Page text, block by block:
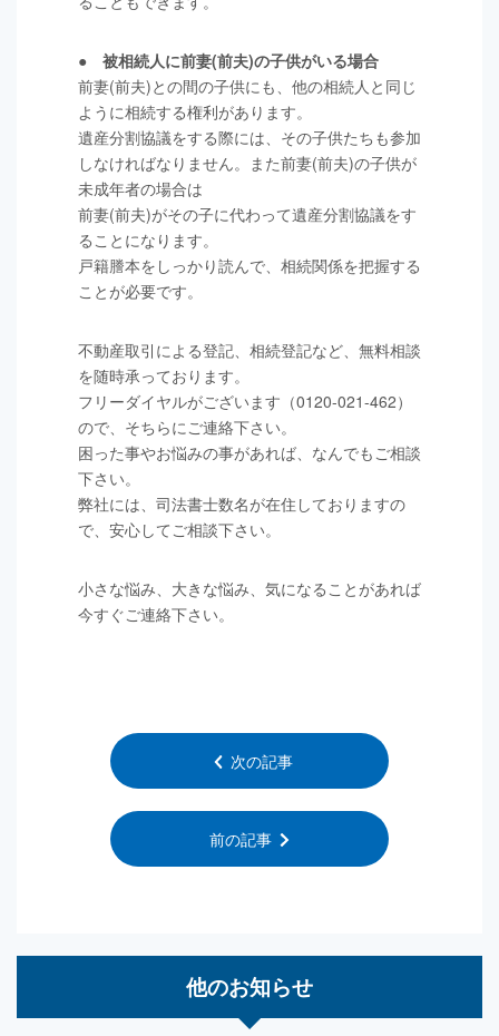
● 被相続人に前妻(前夫)の子供がいる場合
前妻(前夫)との間の子供にも、他の相続人と同じ
ように相続する権利があります。
遺産分割協議をする際には、その子供たちも参加
しなければなりません。また前妻(前夫)の子供が
未成年者の場合は
前妻(前夫)がその子に代わって遺産分割協議をす
ることになります。
戸籍謄本をしっかり読んで、相続関係を把握する
ことが必要です。
不動産取引による登記、相続登記など、無料相談
を随時承っております。
フリーダイヤルがございます（0120-021-462）
ので、そちらにご連絡下さい。
困った事やお悩みの事があれば、なんでもご相談
下さい。
弊社には、司法書士数名が在住しておりますの
で、安心してご相談下さい。
小さな悩み、大きな悩み、気になることがあれば
今すぐご連絡下さい。
次の記事
前の記事
他のお知らせ